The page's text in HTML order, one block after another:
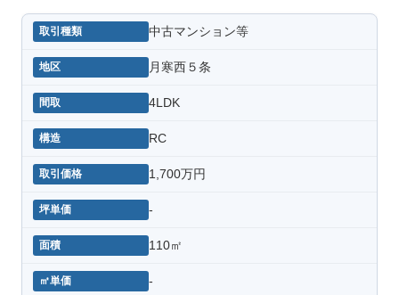
中古マンション等
月寒西５条
4LDK
RC
1,700万円
-
110㎡
-